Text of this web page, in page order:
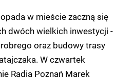
w mieście zaczną się
dwóch wielkich inwestycji -
oraz budowy trasy
W czwartek
Radia Poznań Marek